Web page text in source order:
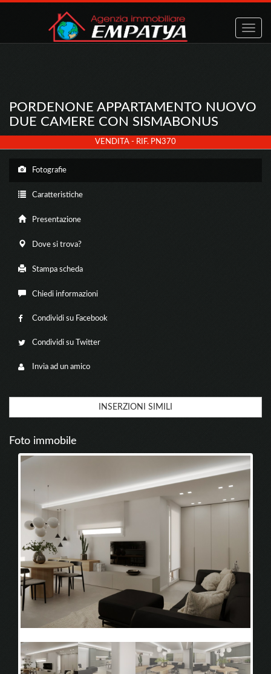
Toggle
PORDENONE APPARTAMENTO NUOVO
DUE CAMERE CON SISMABONUS
VENDITA - RIF. PN370
Fotografie
Caratteristiche
Presentazione
Dove si trova?
Stampa scheda
Chiedi informazioni
Condividi su Facebook
Condividi su Twitter
Invia ad un amico
INSERZIONI SIMILI
Foto immobile